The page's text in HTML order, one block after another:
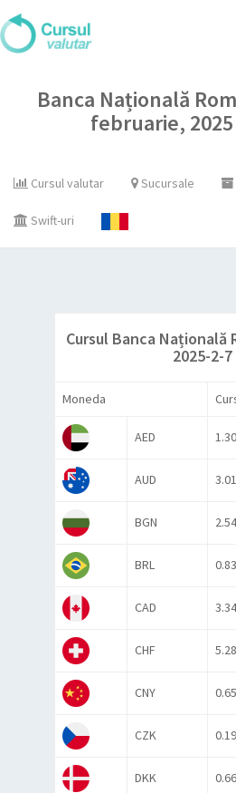
Banca Națională
februarie, 2025
Cursul valutar Sucursale
Swift-uri
Cursul Banca Națională
2025-2-7
Moneda
AED
AUD
BGN
BRL
CAD
CHF
CNY
CZK
DKK